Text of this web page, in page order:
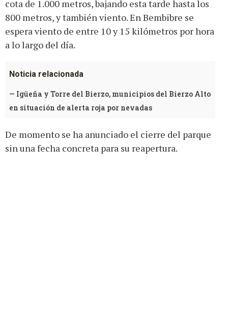
cota de 1.000 metros, bajando esta tarde hasta los
800 metros, y también viento. En Bembibre se
espera viento de entre 10 y 15 kilómetros por hora
a lo largo del día.
Noticia relacionada
— Igüeña y Torre del Bierzo, municipios del Bierzo Alto
en situación de alerta roja por nevadas
De momento se ha anunciado el cierre del parque
sin una fecha concreta para su reapertura.